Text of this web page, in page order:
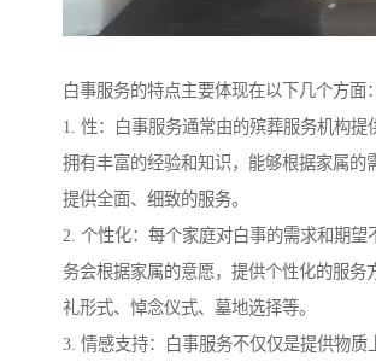
白事服务的特点主要体现在以下几个方面：
1. 性：白事服务通常由的殡葬服务机构提
拥有丰富的经验和知识，能够根据家属的
提供全面、细致的服务。
2. 个性化：每个家庭对白事的需求和期望
务会根据家属的意愿，提供个性化的服务
礼形式、悼念仪式、墓地选择等。
3. 情感支持：白事服务不仅仅是提供物质